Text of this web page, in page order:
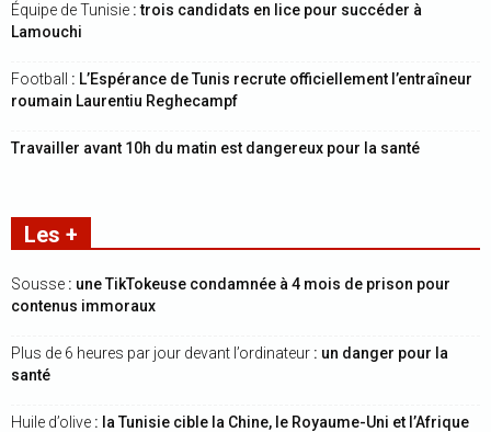
Équipe de Tunisie : trois candidats en lice pour succéder à
Lamouchi
Football
: L’Espérance de Tunis recrute officiellement l’entraîneur
roumain Laurentiu Reghecampf
Travailler avant 10h du matin est dangereux pour la santé
Les +
Sousse : une TikTokeuse condamnée à 4 mois de prison pour
contenus immoraux
Plus de 6 heures par jour devant l’ordinateur : un danger pour la
santé
Huile d’olive : la Tunisie cible la Chine, le Royaume-Uni et l’Afrique